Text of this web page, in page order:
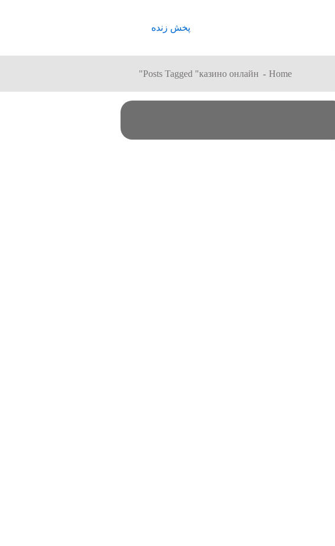
پخش زنده
Home
Posts Tagged "казино онлайн"